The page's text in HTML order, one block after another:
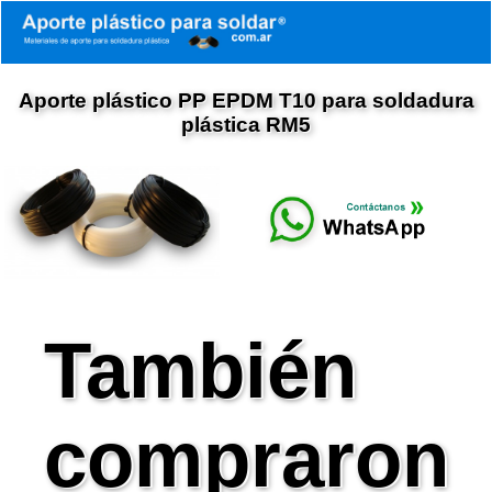
Aporte plástico PP EPDM T10 para soldadura
plástica RM5
También
compraron